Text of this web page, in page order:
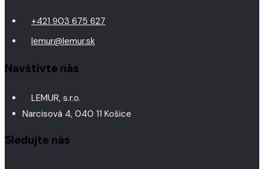
+421 903 675 627
lemur@lemur.sk
Navštívte nás
LEMUR, s.r.o.
Narcisová 4, 040 11 Košice
Sledujte nás